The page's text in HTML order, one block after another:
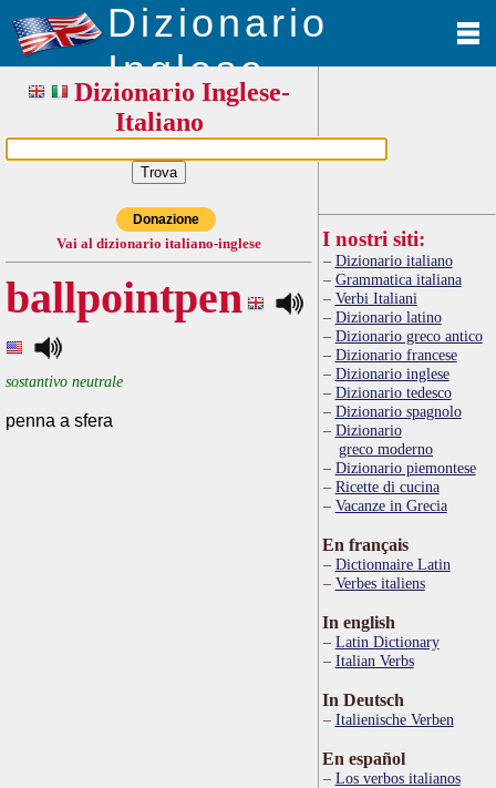
Dizionario
Inglese
Dizionario Inglese-
Italiano
Donazione
Vai al dizionario italiano-inglese
ballpointpen
sostantivo neutrale
penna a sfera
I nostri siti:
Dizionario italiano
Grammatica italiana
Verbi Italiani
Dizionario latino
Dizionario greco antico
Dizionario francese
Dizionario inglese
Dizionario tedesco
Dizionario spagnolo
Dizionario
greco moderno
Dizionario piemontese
Ricette di cucina
Vacanze in Grecia
En français
Dictionnaire Latin
Verbes italiens
In english
Latin Dictionary
Italian Verbs
In Deutsch
Italienische Verben
En español
Los verbos italianos